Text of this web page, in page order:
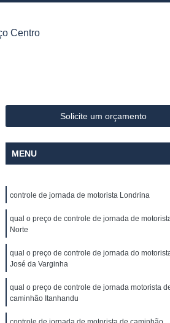
de Jornada Motorista de Caminhão
Controle de Frota
Controle de Frota Minas Gerais
Controle e Gestão de Frotas
Empresa de Rastreamento de Carro
de Rastreamento de Veículo
de Veículos
Gerenciamento de Frota Caminhões
Centro
Solicite um orçamento
MENU
controle de jornada de motorista Londrina
qual o preço de controle de jornada de
Norte
qual o preço de controle de jornada do
José da Varginha
qual o preço de controle de jornada motorista
caminhão Itanhandu